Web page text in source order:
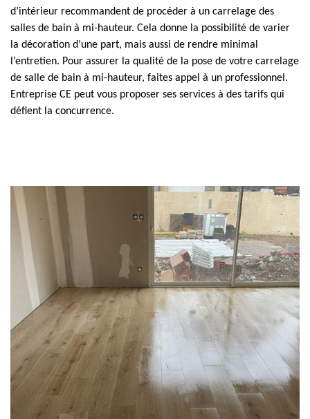
d’intérieur recommandent de procéder à un carrelage des
salles de bain à mi-hauteur. Cela donne la possibilité de varier
la décoration d’une part, mais aussi de rendre minimal
l’entretien. Pour assurer la qualité de la pose de votre carrelage
de salle de bain à mi-hauteur, faites appel à un professionnel.
Entreprise CE peut vous proposer ses services à des tarifs qui
défient la concurrence.